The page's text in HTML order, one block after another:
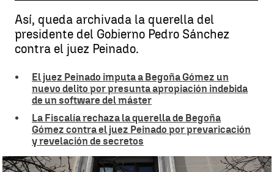
Así, queda archivada la querella del
presidente del Gobierno Pedro Sánchez
contra el juez Peinado.
El juez Peinado imputa a Begoña Gómez un
nuevo delito por presunta apropiación indebida
de un software del máster
La Fiscalía rechaza la querella de Begoña
Gómez contra el juez Peinado por prevaricación
y revelación de secretos
El TSJM rechaza la querella contra Peinado |EFE